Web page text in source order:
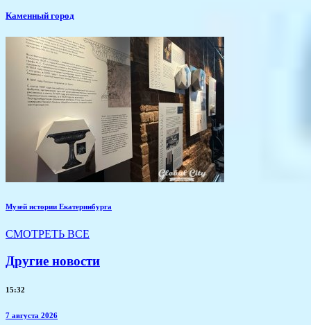
Каменный город
Музей истории Екатеринбурга
СМОТРЕТЬ ВСЕ
Другие новости
15:32
7 августа 2026